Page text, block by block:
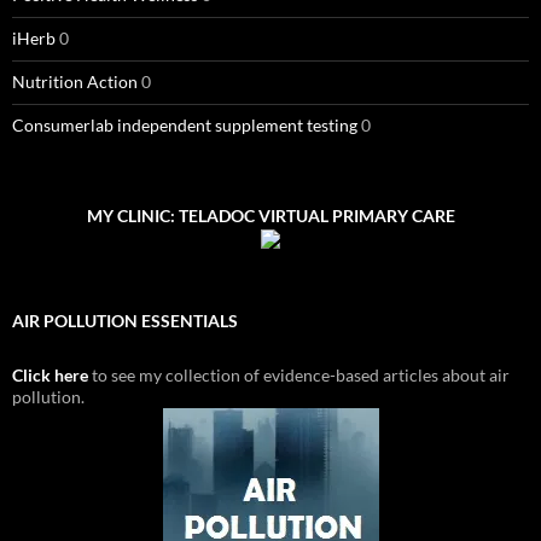
iHerb0
Nutrition Action 0
Consumerlab independent supplement testing0
MY CLINIC: TELADOC VIRTUAL PRIMARY CARE
AIR POLLUTION ESSENTIALS
Click hereto see my collection of evidence-based articles about air
pollution.